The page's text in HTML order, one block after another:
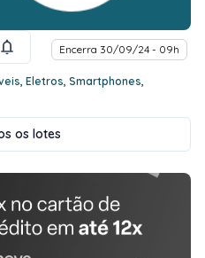
Encerra 30/09/24 - 09h
Eletros, Smartphones,
os lotes